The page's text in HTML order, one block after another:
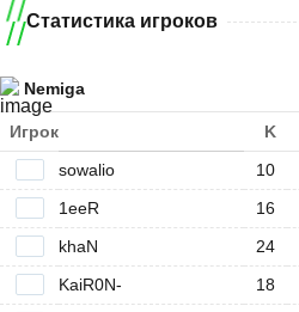
Статистика игроков
Nemiga
Игрок K
sowalio
10
1eeR
16
khaN
24
KaiR0N-
18